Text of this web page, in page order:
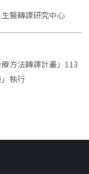
醫轉譯研究中心
方法轉譯計畫」113
執行